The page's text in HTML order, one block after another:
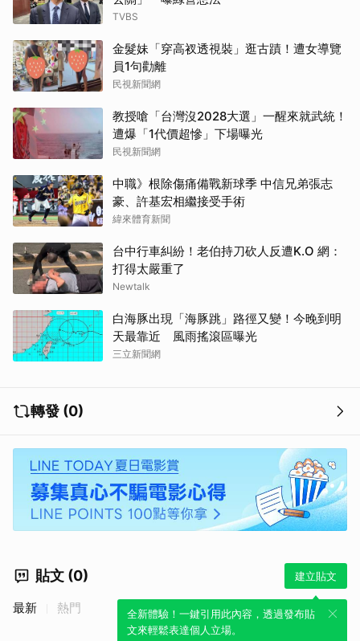
TVBS
金髮妹「穿高衩透視裝」逛古蹟！遭女導覽
員1句勸離
民視新聞網
教授嗆「台灣沒2028大選」一醒來就武統！
遭爆「1代價超慘」下場曝光
民視新聞網
中職》根除傷痛備戰新球季 中信兄弟張志
豪、許基宏相繼接受手術
緯來體育新聞
台中行車糾紛！老伯持刀砍人反遭K.O 網：
打得太嚴重了
Newtalk
白海豚出現「海豚跳」路徑又變！今晚到明
天最靠近 風雨搖滾區曝光
三立新聞網
轉發 (0)
貼文 (0) 建立貼文
全新體驗！一鍵引用此內容，透過發布貼
文來輕鬆表達個人立場。
最新 熱門
取消